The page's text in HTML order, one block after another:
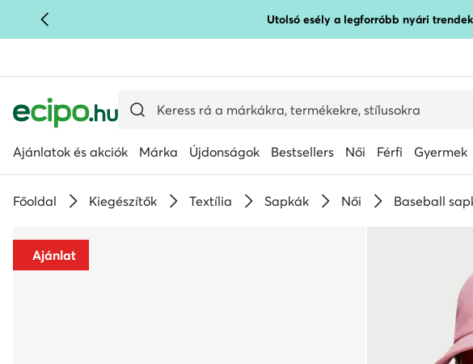
UGRÁS A FŐ TARTALOMRA Utolsó esély a legforróbb nyári
Ajánlatok és akciók Márka Újdonságok Bestsellers Női Férfi Gyermek
Főoldal Kiegészítők Textília Sapkák Női Baseball
Ajánlat